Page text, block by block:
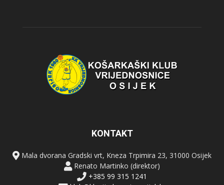
KONTAKT
Mala dvorana Gradski vrt, Kneza Trpimira 23, 31000 Osijek
Renato Martinko (direktor)
+385 99 315 1241